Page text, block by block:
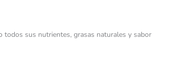
todos sus nutrientes, grasas naturales y sabor